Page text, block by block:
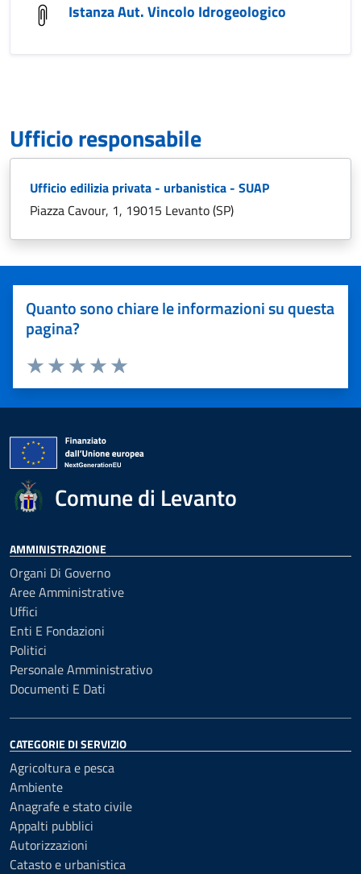
Istanza Aut. Vincolo Idrogeologico
Ufficio responsabile
Ufficio edilizia privata - urbanistica - SUAP
Piazza Cavour, 1, 19015 Levanto (SP)
Quanto sono chiare le informazioni su questa
pagina?
Valuta 5 stelle su 5
Valuta 4 stelle su 5
Valuta 3 stelle su 5
Valuta 2 stelle su 5
Valuta 1 stelle su 5
Comune di Levanto
AMMINISTRAZIONE
Organi Di Governo
Aree Amministrative
Uffici
Enti E Fondazioni
Politici
Personale Amministrativo
Documenti E Dati
CATEGORIE DI SERVIZIO
Agricoltura e pesca
Ambiente
Anagrafe e stato civile
Appalti pubblici
Autorizzazioni
Catasto e urbanistica